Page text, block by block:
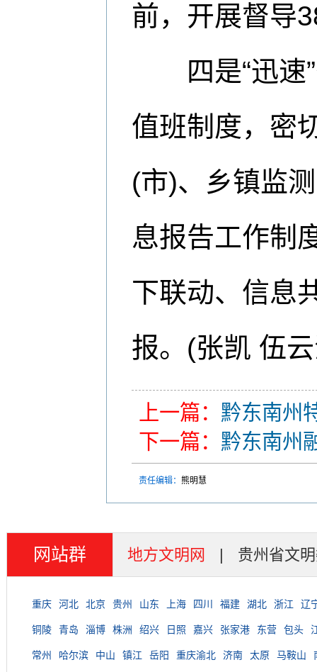
前，开展督导
四是“迅速”
值班制度，密
(市)、乡镇监
息报告工作制
下联动、信息
报。(张凯 伍
上一篇： 黔东南州
下一篇： 黔东南州
责任编辑： 熊明慧
网站群 地方文明网 | 贵州省文
重庆 河北 北京 贵州 山东 上海 四川 福建 湖北 浙江 辽
铜陵 青岛 淄博 株洲 绍兴 日照 嘉兴 张家港 东营 包头
常州 哈尔滨 中山 镇江 岳阳 重庆渝北 济南 太原 马鞍山